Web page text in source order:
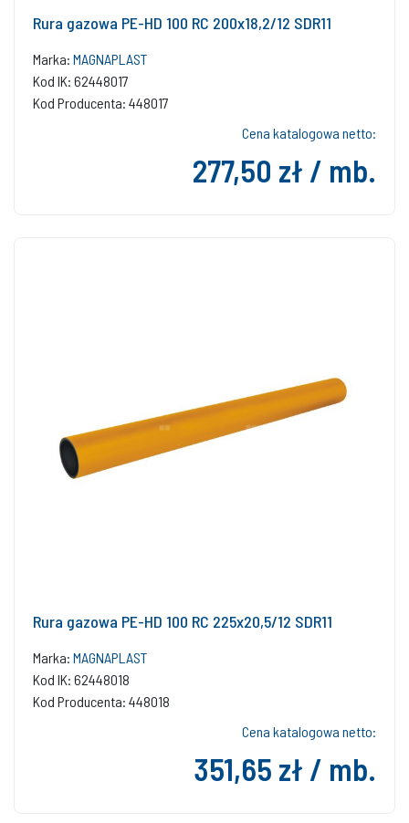
Rura gazowa PE-HD 100 RC 200x18,2/12 SDR11
Marka: MAGNAPLAST
Kod IK: 62448017
Kod Producenta: 448017
Cena katalogowa netto:
277,50 zł / mb.
Rura gazowa PE-HD 100 RC 225x20,5/12 SDR11
Marka: MAGNAPLAST
Kod IK: 62448018
Kod Producenta: 448018
Cena katalogowa netto:
351,65 zł / mb.